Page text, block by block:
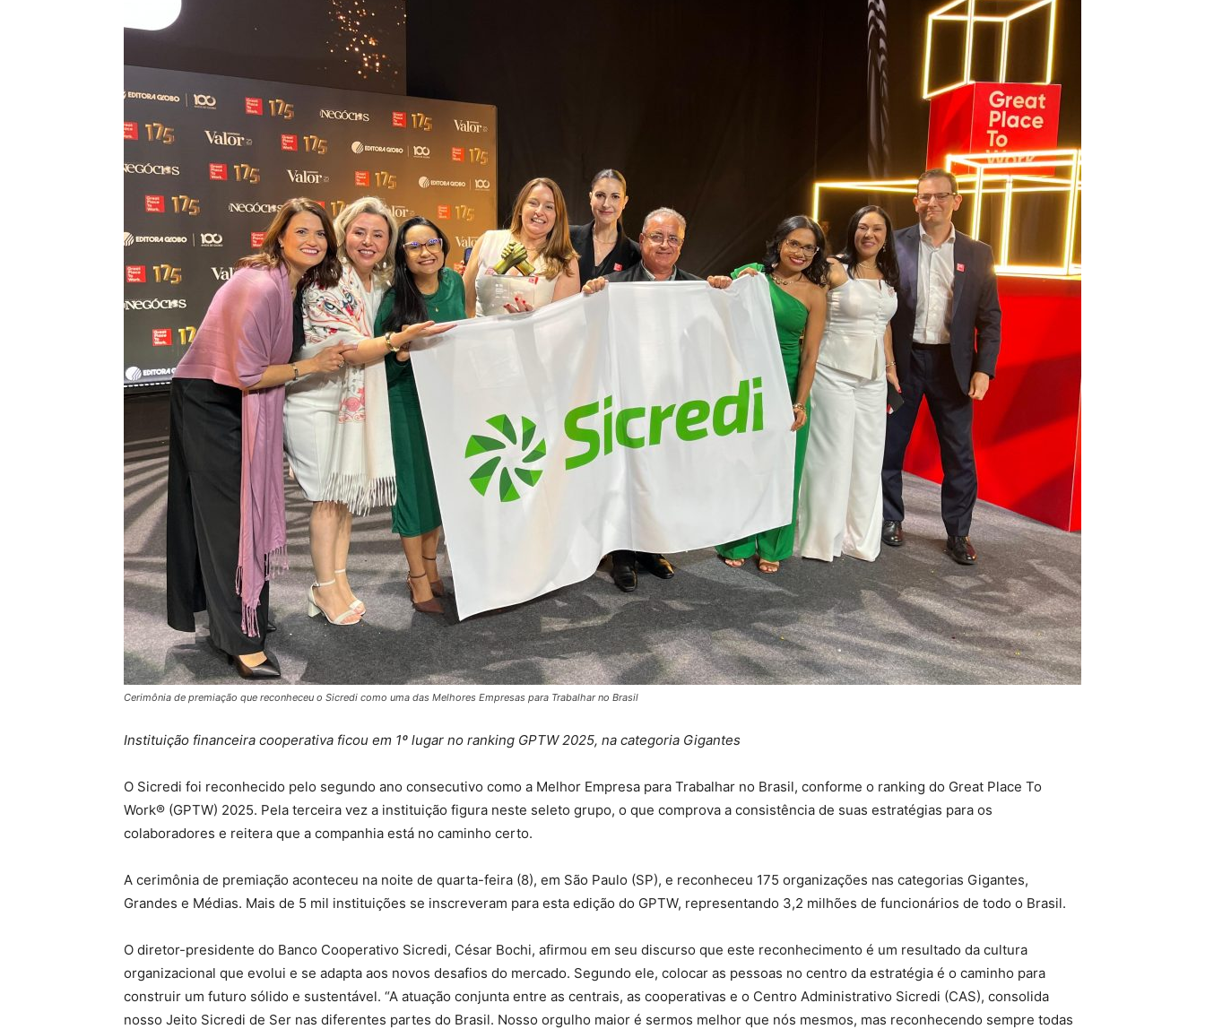
Cerimônia de premiação que reconheceu o Sicredi como uma das Melhores Empresas para Trabalhar no Brasil
Instituição financeira cooperativa ficou em 1º lugar no ranking GPTW 2025, na categoria Gigantes
O Sicredi foi reconhecido pelo segundo ano consecutivo como a Melhor Empresa para Trabalhar no Brasil, conforme o ranking do Great Place To
Work® (GPTW) 2025. Pela terceira vez a instituição figura neste seleto grupo, o que comprova a consistência de suas estratégias para os
colaboradores e reitera que a companhia está no caminho certo.
A cerimônia de premiação aconteceu na noite de quarta-feira (8), em São Paulo (SP), e reconheceu 175 organizações nas categorias Gigantes,
Grandes e Médias. Mais de 5 mil instituições se inscreveram para esta edição do GPTW, representando 3,2 milhões de funcionários de todo o Brasil.
O diretor-presidente do Banco Cooperativo Sicredi, César Bochi, afirmou em seu discurso que este reconhecimento é um resultado da cultura
organizacional que evolui e se adapta aos novos desafios do mercado. Segundo ele, colocar as pessoas no centro da estratégia é o caminho para
construir um futuro sólido e sustentável. “A atuação conjunta entre as centrais, as cooperativas e o Centro Administrativo Sicredi (CAS), consolida
nosso Jeito Sicredi de Ser nas diferentes partes do Brasil. Nosso orgulho maior é sermos melhor que nós mesmos, mas reconhecendo sempre todas